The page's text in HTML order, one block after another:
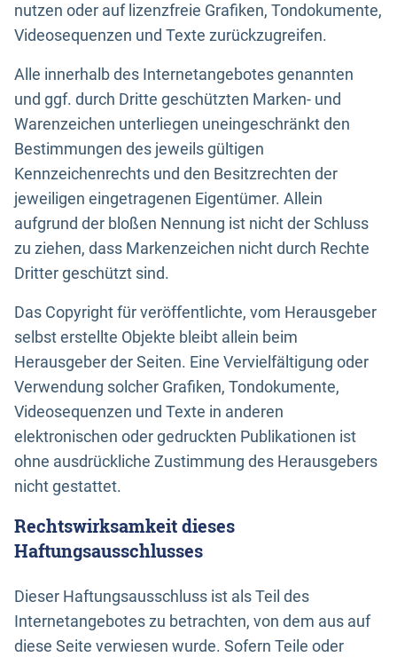
nutzen oder auf lizenzfreie Grafiken, Tondokumente,
Videosequenzen und Texte zurückzugreifen.
Alle innerhalb des Internetangebotes genannten
und ggf. durch Dritte geschützten Marken- und
Warenzeichen unterliegen uneingeschränkt den
Bestimmungen des jeweils gültigen
Kennzeichenrechts und den Besitzrechten der
jeweiligen eingetragenen Eigentümer. Allein
aufgrund der bloßen Nennung ist nicht der Schluss
zu ziehen, dass Markenzeichen nicht durch Rechte
Dritter geschützt sind.
Das Copyright für veröffentlichte, vom Herausgeber
selbst erstellte Objekte bleibt allein beim
Herausgeber der Seiten. Eine Vervielfältigung oder
Verwendung solcher Grafiken, Tondokumente,
Videosequenzen und Texte in anderen
elektronischen oder gedruckten Publikationen ist
ohne ausdrückliche Zustimmung des Herausgebers
nicht gestattet.
Rechtswirksamkeit dieses
Haftungsausschlusses
Dieser Haftungsausschluss ist als Teil des
Internetangebotes zu betrachten, von dem aus auf
diese Seite verwiesen wurde. Sofern Teile oder